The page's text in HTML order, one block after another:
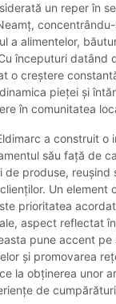
un reper în
a alimentelor,
începuturi datând
o creștere
pieței și
în comunitatea
a construit o
său față de
produse, reușind
Un element
prioritatea
aspect reflectat
pune accent pe
și promovarea
la obținerea unor
de